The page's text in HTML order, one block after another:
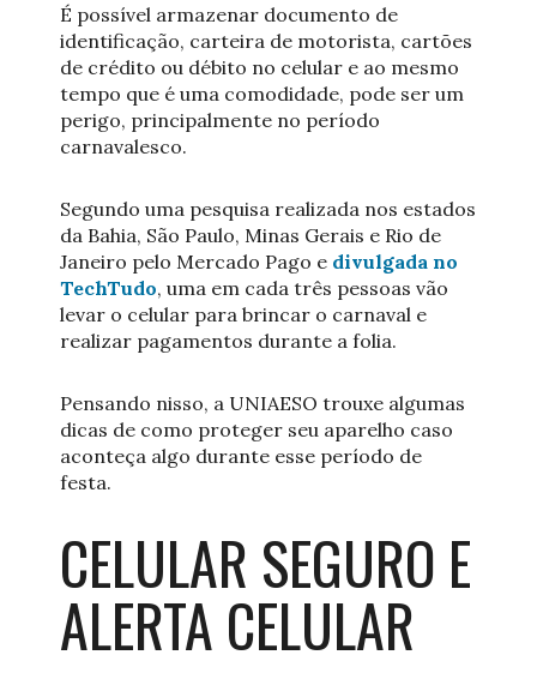
É possível armazenar documento de
identificação, carteira de motorista, cartões
de crédito ou débito no celular e ao mesmo
tempo que é uma comodidade, pode ser um
perigo, principalmente no período
carnavalesco.
Segundo uma pesquisa realizada nos estados
da Bahia, São Paulo, Minas Gerais e Rio de
Janeiro pelo Mercado Pago e divulgada no
TechTudo, uma em cada três pessoas vão
levar o celular para brincar o carnaval e
realizar pagamentos durante a folia.
Pensando nisso, a UNIAESO trouxe algumas
dicas de como proteger seu aparelho caso
aconteça algo durante esse período de
festa.
CELULAR SEGURO E
ALERTA CELULAR